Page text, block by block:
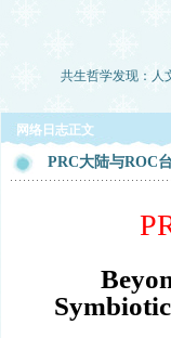
共生哲学发现：人
网络日志正文
PRC大陆与ROC